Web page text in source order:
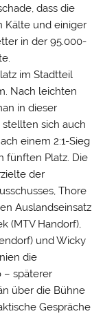
dass die
Kälte und einiger
in der 95.000-
im Stadtteil
Nach leichten
in dieser
sich auch
einem 2:1-Sieg
fünften Platz. Die
der
Thore
Auslandseinsatz
(MTV Handorf),
und Wicky
die
– späterer
über die Bühne
Gespräche